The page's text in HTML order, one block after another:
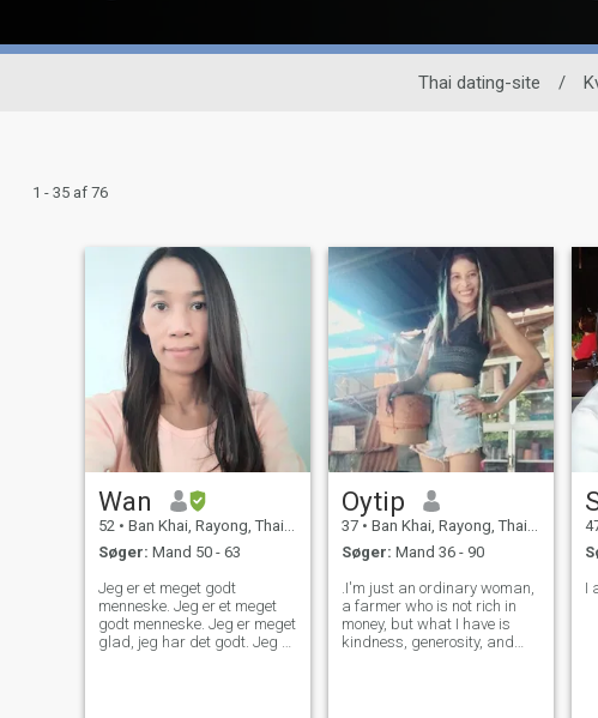
Thai dating-site /
1 - 35 af 76
Wan
52 • Ban Khai, Rayong, Thailand
Søger: Mand 50 - 63
Jeg er et meget godt
menneske. Jeg er et meget
godt menneske. Jeg er meget
glad, jeg har det godt. Jeg er
Oytip
37 • Ban Khai, Rayong, Thailand
Søger: Mand 36 - 90
.I'm just an ordinary woman,
a farmer who is not rich in
money, but what I have is
kindness, generosity, and
I